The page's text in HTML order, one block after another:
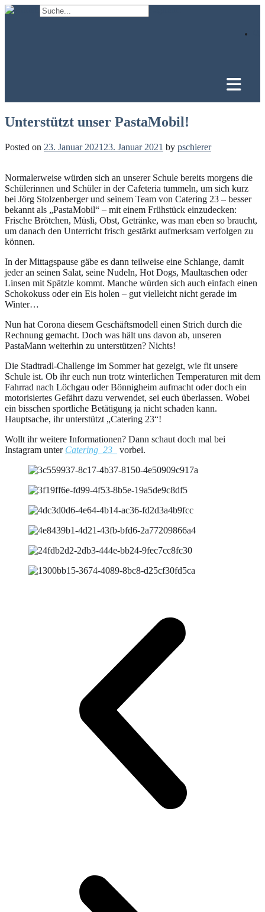
Skip
Unterstützt unser PastaMobil!
Posted on 23. Januar 2021 23. Januar 2021 by pschierer
Normalerweise würden sich an unserer Schule bereits morgens die
Schülerinnen und Schüler in der Cafeteria tummeln, um sich kurz
bei Jörg Stolzenberger und seinem Team von Catering 23 – besser
bekannt als „PastaMobil“ – mit einem Frühstück einzudecken:
Frische Brötchen, Müsli, Obst, Getränke, was man eben so braucht,
um danach den Unterricht frisch gestärkt aufmerksam verfolgen zu
können.
In der Mittagspause gäbe es dann teilweise eine Schlange, damit
jeder an seinen Salat, seine Nudeln, Hot Dogs, Maultaschen oder
Linsen mit Spätzle kommt. Manche würden sich auch einfach einen
Schokokuss oder ein Eis holen – gut vielleicht nicht gerade im
Winter…
Nun hat Corona diesem Geschäftsmodell einen Strich durch die
Rechnung gemacht. Doch was hält uns davon ab, unseren
PastaMann weiterhin zu unterstützen? Nichts!
Die Stadtradl-Challenge im Sommer hat gezeigt, wie fit unsere
Schule ist. Ob ihr euch nun trotz winterlichen Temperaturen mit dem
Fahrrad nach Löchgau oder Bönnigheim aufmacht oder doch ein
motorisiertes Gefährt dazu verwendet, sei euch überlassen. Wobei
ein bisschen sportliche Betätigung ja nicht schaden kann.
Hauptsache, ihr unterstützt „Catering 23“!
Wollt ihr weitere Informationen? Dann schaut doch mal bei
Instagram unter Catering_23_ vorbei.